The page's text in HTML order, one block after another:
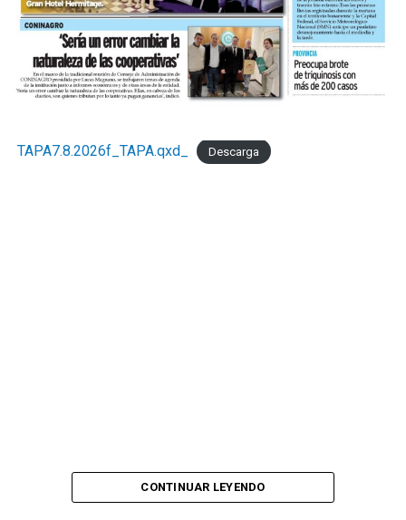
TAPA7.8.2026f_TAPA.qxd_ Descarga
CONTINUAR LEYENDO